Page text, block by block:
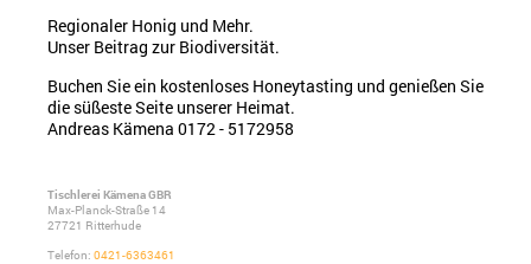
Regionaler Honig und Mehr.
Unser Beitrag zur Biodiversität.
Buchen Sie ein kostenloses Honeytasting und genießen Sie
die süßeste Seite unserer Heimat.
Andreas Kämena 0172 - 5172958
Tischlerei Kämena GBR
Max-Planck-Straße 14
27721 Ritterhude
Telefon: 0421-6363461